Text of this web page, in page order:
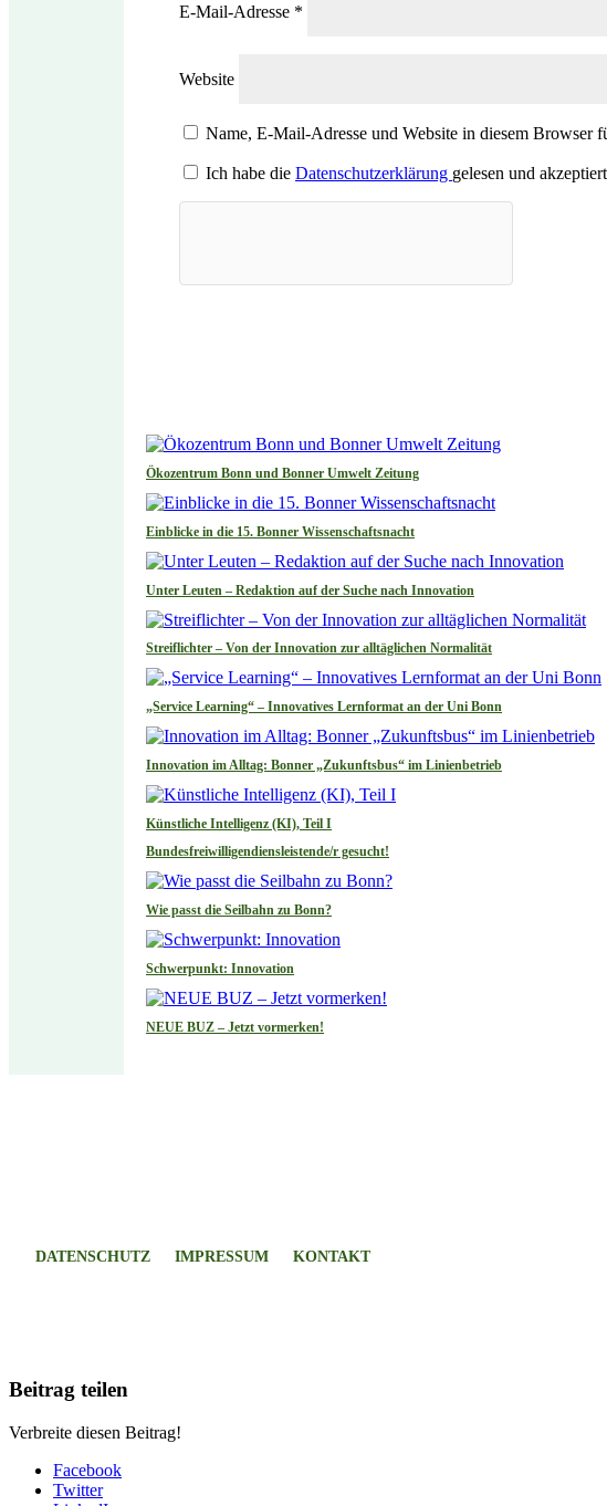
E-Mail-Adresse *
Website
Name, E-Mail-Adresse und Website in diesem Browser
Ich habe die Datenschutzerklärung gelesen und
Ökozentrum Bonn und Bonner Umwelt Zeitung
Einblicke in die 15. Bonner Wissenschaftsnacht
Unter Leuten – Redaktion auf der Suche nach Innovation
Streiflichter – Von der Innovation zur alltäglichen Normalität
„Service Learning“ – Innovatives Lernformat an der Uni Bonn
Innovation im Alltag: Bonner „Zukunftsbus“ im Linienbetrieb
Künstliche Intelligenz (KI), Teil I
Bundesfreiwilligendiensleistende/r gesucht!
Wie passt die Seilbahn zu Bonn?
Schwerpunkt: Innovation
NEUE BUZ – Jetzt vormerken!
DATENSCHUTZ IMPRESSUM KONTAKT
Beitrag teilen
Verbreite diesen Beitrag!
Facebook
Twitter